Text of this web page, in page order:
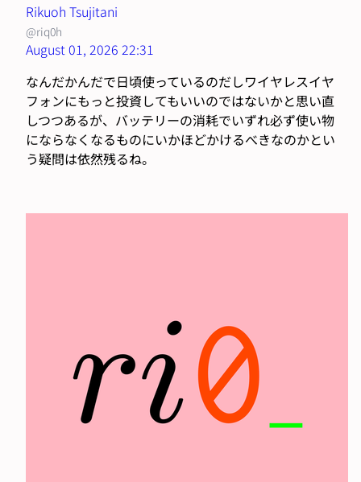
Rikuoh Tsujitani
@riq0h
August 01, 2026 22:31
なんだかんだで日頃使っているのだしワイヤレスイヤ
フォンにもっと投資してもいいのではないかと思い直
しつつあるが、バッテリーの消耗でいずれ必ず使い物
にならなくなるものにいかほどかけるべきなのかとい
う疑問は依然残るね。